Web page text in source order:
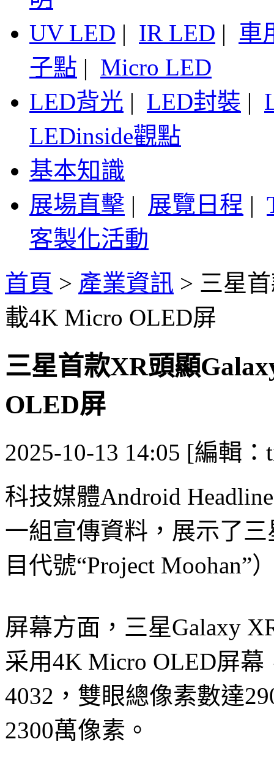
UV LED | IR LED | 車
子點 | Micro LED
LED背光 | LED封裝 |
LEDinside觀點
基本知識
展場直擊 | 展覽日程 |
客製化活動
首頁 > 產業資訊 > 三星
載4K Micro OLED屏
三星首款XR頭顯
OLED屏
2025-10-13 14:05 [編輯：
科技媒體Android
一組宣傳資料，展示了
目代號“Project Moohan”
屏幕方面，三星Galaxy
采用4K Micro OLED屏
4032，雙眼總像素數達
2300萬像素。